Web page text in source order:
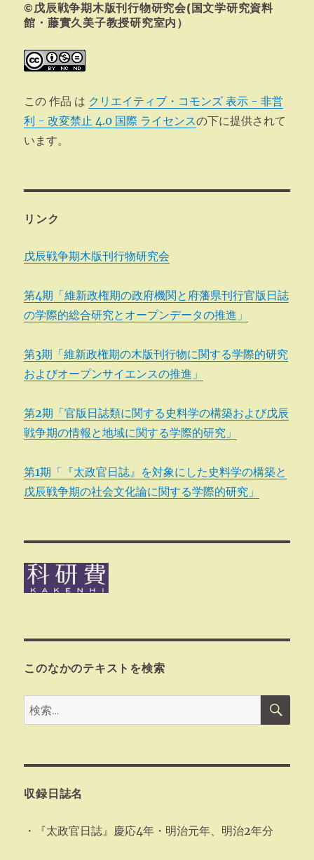
ン
©戊辰戦争期木版刊行物研究会(国文学研究資料
館・藤實久美子教授研究室内）
この 作品 は クリエイティブ・コモンズ 表示 - 非営
利 - 改変禁止 4.0 国際 ライセンスの下に提供されて
います。
リンク
戊辰戦争期木版刊行物研究会
第4期「維新政権期の政府機関と府藩県刊行官版日誌
の学際的総合研究とオープンデータの推進」
第3期「維新政権期の木版刊行物に関する学際的研究
およびオープンサイエンスの推進」
第2期「官版日誌類に関する史料学の構築および戊辰
戦争期の情報と地域に関する学際的研究」
第1期「『太政官日誌』を対象にした史料学の構築と
戊辰戦争期の社会文化論に関する学際的研究」
このなかのテキストを検索
検
索:
検
収録日誌名
・『太政官日誌』慶応4年・明治元年、明治2年分